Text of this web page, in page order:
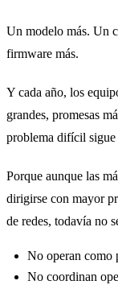
Un modelo más. Un
firmware más.
Y cada año, los
grandes, promesas
problema difícil sigue
Porque aunque las
dirigirse con mayor
de redes, todavía no
No operan como
No coordinan